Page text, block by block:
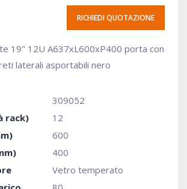
RICHIEDI QUOTAZIONE
19" 12U A637xL600xP400 porta con
laterali asportabili nero
309052
rack)
12
600
400
Vetro temperato